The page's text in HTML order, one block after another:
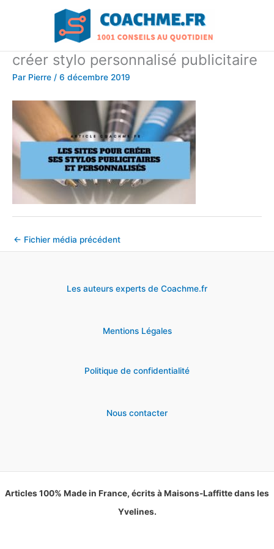
créer stylo personnalisé publicitaire
Par Pierre / 6 décembre 2019
← Fichier média précédent
Les auteurs experts de Coachme.fr
Mentions Légales
Politique de confidentialité
Nous contacter
Articles 100% Made in France, écrits à Maisons-Laffitte dans les
Yvelines.